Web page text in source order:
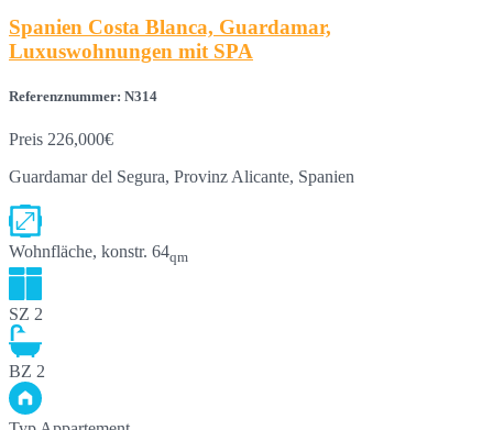
Spanien Costa Blanca, Guardamar,
Luxuswohnungen mit SPA
Referenznummer: N314
Preis 226,000€
Guardamar del Segura, Provinz Alicante, Spanien
Wohnfläche, konstr. 64qm
SZ 2
BZ 2